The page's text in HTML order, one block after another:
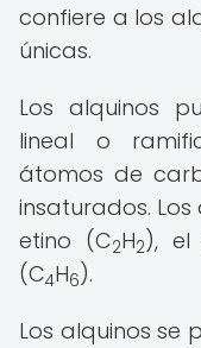
confiere a los
únicas.
Los alquinos
lineal o
átomos de
insaturados.
etino (C2H2), el
(C4H6).
Los alquinos se